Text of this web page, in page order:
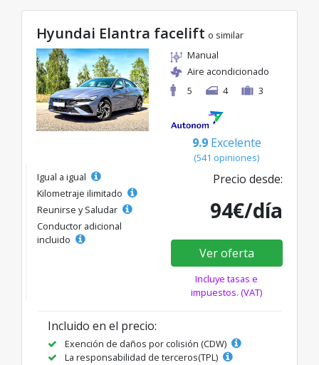
Hyundai Elantra facelift o similar
Manual
Aire acondicionado
5
4 3
9.9 Excelente
(541 opiniones)
Igual a igual
Kilometraje ilimitado
Reunirse y Saludar
Conductor adicional
incluido
Precio desde:
94€/día
Ver oferta
Incluye tasas e
impuestos. (VAT)
Incluido en el precio:
Exención de daños por colisión (CDW)
La responsabilidad de terceros(TPL)